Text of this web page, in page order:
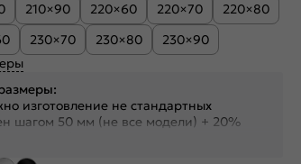
210×90 220×60 220×70
220×80
230×70 230×80
230×90
изготовление не стандартных
шагом 50 мм (не все модели) + 20%
высотой от 1700 до 2300 мм +30%
высотой от 2300 до 2400 мм +40%